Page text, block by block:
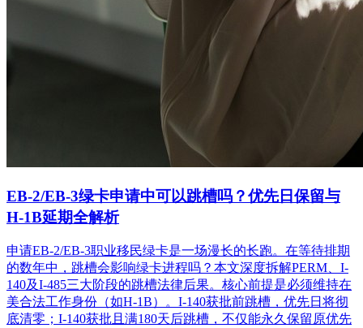
EB-2/EB-3绿卡申请中可以跳槽吗？优先日保留与
H-1B延期全解析
申请EB-2/EB-3职业移民绿卡是一场漫长的长跑。在等待排期
的数年中，跳槽会影响绿卡进程吗？本文深度拆解PERM、I-
140及I-485三大阶段的跳槽法律后果。核心前提是必须维持在
美合法工作身份（如H-1B）。I-140获批前跳槽，优先日将彻
底清零；I-140获批且满180天后跳槽，不仅能永久保留原优先